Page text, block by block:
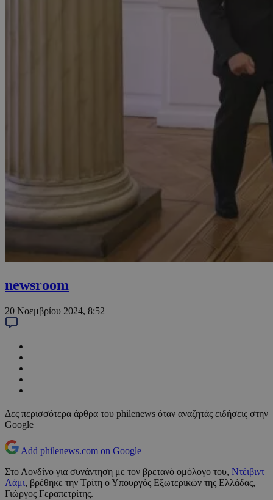
newsroom
20 Νοεμβρίου 2024, 8:52
Δες περισσότερα άρθρα του philenews όταν αναζητάς ειδήσεις στην
Google
Add philenews.com on Google
Στο Λονδίνο για συνάντηση με τον βρετανό ομόλογο του, Ντέιβιντ
Λάμι, βρέθηκε την Τρίτη ο Υπουργός Εξωτερικών της Ελλάδας,
Γιώργος Γεραπετρίτης.